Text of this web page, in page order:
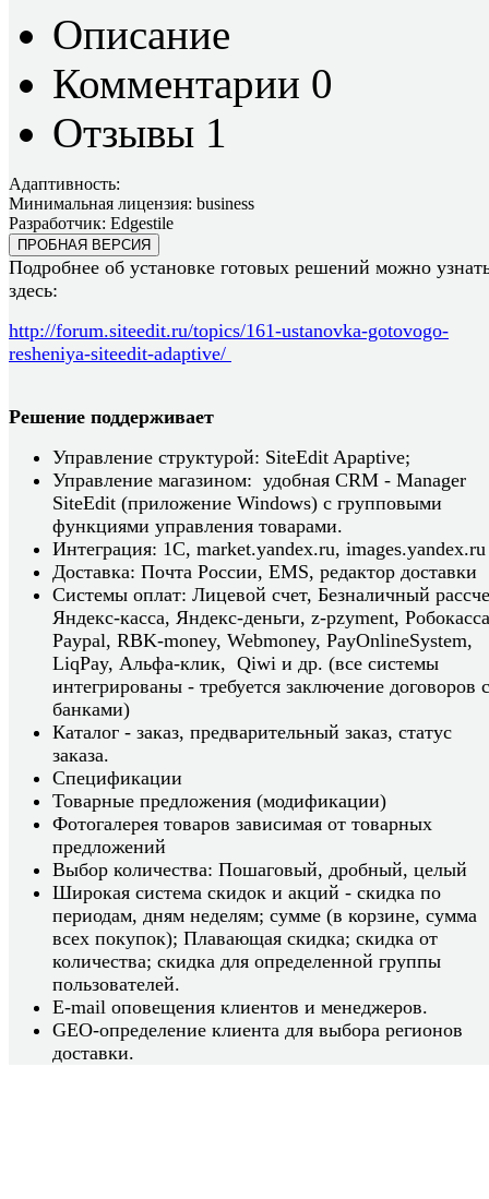
Описание
Комментарии 0
Отзывы 1
Адаптивность:
Минимальная лицензия: business
Разработчик: Edgestile
ПРОБНАЯ ВЕРСИЯ
Подробнее об установке готовых решений можно
здесь:
http://forum.siteedit.ru/topics/161-ustanovka-gotovogo-
resheniya-siteedit-adaptive/
Решение поддерживает
Управление структурой: SiteEdit Apaptive;
Управление магазином: удобная CRM - Manager
SiteEdit (приложение Windows) с групповыми
функциями управления товарами.
Интеграция: 1C, market.yandex.ru, images.yandex.ru
Доставка: Почта России, EMS, редактор доставки
Системы оплат: Лицевой счет, Безналичный
Яндекс-касса, Яндекс-деньги, z-pzyment,
Paypal, RBK-money, Webmoney, PayOnlineSystem,
LiqPay, Альфа-клик, Qiwi и др. (все системы
интегрированы - требуется заключение договоров с
банками)
Каталог - заказ, предварительный заказ, статус
заказа.
Спецификации
Товарные предложения (модификации)
Фотогалерея товаров зависимая от товарных
предложений
Выбор количества: Пошаговый, дробный, целый
Широкая система скидок и акций - скидка по
периодам, дням неделям; сумме (в корзине, сумма
всех покупок); Плавающая скидка; cкидка от
количества; скидка для определенной группы
пользователей.
E-mail оповещения клиентов и менеджеров.
GEO-определение клиента для выбора регионов
доставки.